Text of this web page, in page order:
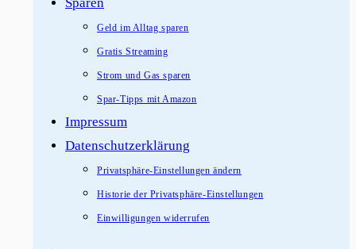
Geld im Alltag sparen
Gratis Streaming
Strom und Gas sparen
Spar-Tipps mit Amazon
Impressum
Datenschutzerklärung
Privatsphäre-Einstellungen ändern
Historie der Privatsphäre-Einstellungen
Einwilligungen widerrufen